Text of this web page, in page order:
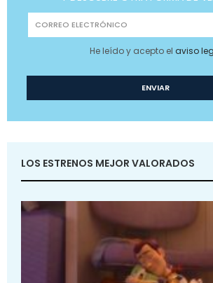
He leído y acepto el aviso
LOS ESTRENOS MEJOR VALORADOS